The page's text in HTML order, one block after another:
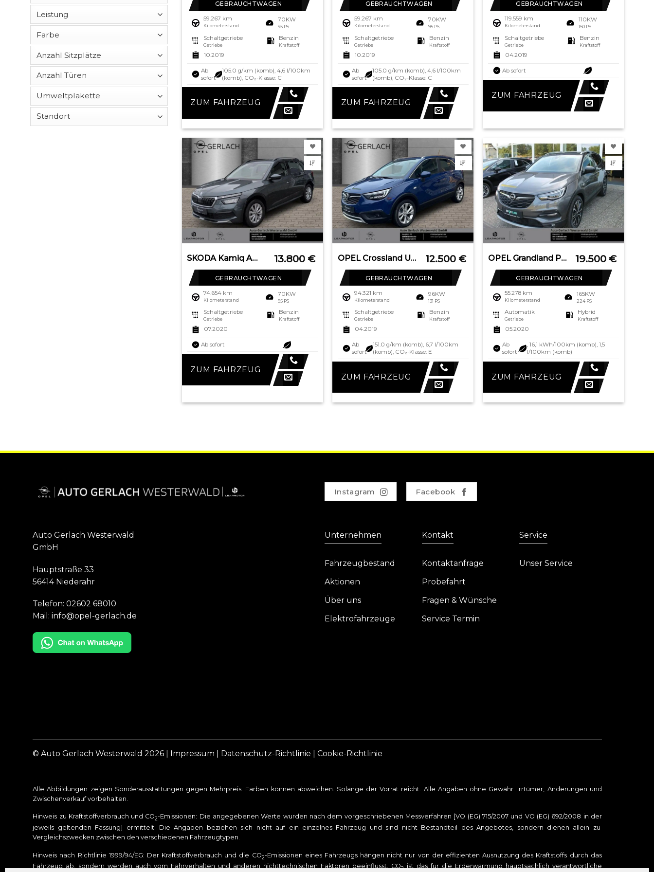
GEBRAUCHTWAGEN
59.267 km
Kilometerstand
70KW
95 PS
Schaltgetriebe
Getriebe
Benzin
Kraftstoff
10.2019
Ab
sofort
105.0 g/km (komb), 4,6 l/100km
(komb), CO₂-Klasse: C
ZUM FAHRZEUG
GEBRAUCHTWAGEN
59.267 km
Kilometerstand
70KW
95 PS
Schaltgetriebe
Getriebe
Benzin
Kraftstoff
10.2019
Ab
sofort
105.0 g/km (komb), 4,6 l/100km
(komb), CO₂-Klasse: C
ZUM FAHRZEUG
GEBRAUCHTWAGEN
119.559 km
Kilometerstand
110KW
150 PS
Schaltgetriebe
Getriebe
Benzin
Kraftstoff
04.2019
Ab sofort
ZUM FAHRZEUG
SKODA Kamiq Ambition 1.0 TSI EU6d-T LED Sperrdiff. DAB 13.800 €
GEBRAUCHTWAGEN
74.654 km
Kilometerstand
70KW
95 PS
Schaltgetriebe
Getriebe
Benzin
Kraftstoff
07.2020
Ab sofort
ZUM FAHRZEUG
OPEL Crossland Ultimate 1.2 Turbo EU6d-T HUD Navi LED 12.500 €
GEBRAUCHTWAGEN
94.321 km
Kilometerstand
96KW
131 PS
Schaltgetriebe
Getriebe
Benzin
Kraftstoff
04.2019
Ab
sofort
151.0 g/km (komb), 6,7 l/100km
(komb), CO₂-Klasse: E
ZUM FAHRZEUG
OPEL Grandland Plug-in-Hybrid 1.6 Turbo Hybrid EU6d U 19.500 €
GEBRAUCHTWAGEN
55.278 km
Kilometerstand
165KW
224 PS
Automatik
Getriebe
Hybrid
Kraftstoff
05.2020
Ab
sofort
, 16,1 kWh/100km (komb), 1,5
l/100km (komb)
ZUM FAHRZEUG
Instagram Facebook
Auto Gerlach Westerwald
GmbH
Hauptstraße 33
56414 Niederahr
Telefon:02602 68010
Mail: info@opel-gerlach.de
Unternehmen
Fahrzeugbestand
Aktionen
Über uns
Elektrofahrzeuge
Kontakt
Kontaktanfrage
Probefahrt
Fragen & Wünsche
Service Termin
Service
Unser Service
© Auto Gerlach Westerwald 2026 | Impressum Datenschutz-Richtlinie |Cookie-Richtlinie
Alle Abbildungen zeigen Sonderausstattungen gegen Mehrpreis. Farben können abweichen. Solange der Vorrat reicht. Alle Angaben ohne Gewähr. Irrtümer, Änderungen und
Zwischenverkauf vorbehalten.
Hinweis zu Kraftstoffverbrauch und CO2-Emissionen: Die angegebenen Werte wurden nach dem vorgeschriebenen Messverfahren [VO (EG) 715/2007 und VO (EG) 692/2008 in der
jeweils geltenden Fassung] ermittelt. Die Angaben beziehen sich nicht auf ein einzelnes Fahrzeug und sind nicht Bestandteil des Angebotes, sondern dienen allein zu
Vergleichszwecken zwischen den verschiedenen Fahrzeugtypen.
Hinweis nach Richtlinie 1999/94/EG: Der Kraftstoffverbrauch und die CO2-Emissionen eines Fahrzeugs hängen nicht nur von der effizienten Ausnutzung des Kraftstoffs durch das
Fahrzeug ab, sondern werden auch vom Fahrverhalten und anderen nichttechnischen Faktoren beeinflusst. CO2 ist das für die Erderwärmung hauptsächlich verantwortliche